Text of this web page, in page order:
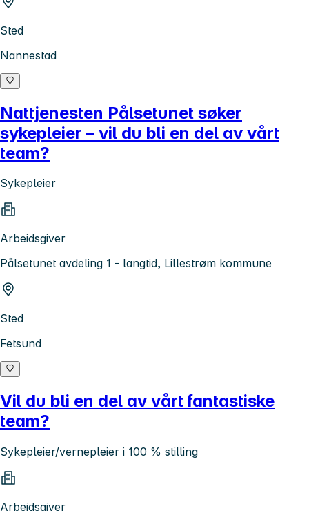
Sted
Nannestad
Nattjenesten Pålsetunet søker
sykepleier – vil du bli en del av vårt
team?
Sykepleier
Arbeidsgiver
Pålsetunet avdeling 1 - langtid, Lillestrøm kommune
Sted
Fetsund
Vil du bli en del av vårt fantastiske
team?
Sykepleier/vernepleier i 100 % stilling
Arbeidsgiver